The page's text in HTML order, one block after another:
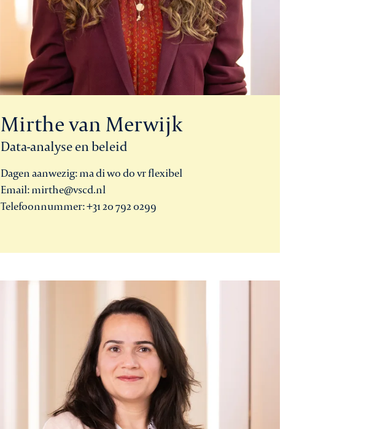
Mirthe van Merwijk
Data-analyse en beleid
Dagen aanwezig: ma di wo do vr flexibel
Email: mirthe@vscd.nl
Telefoonnummer: +31 20 792 0299